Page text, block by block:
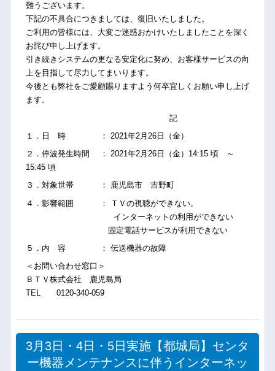
難うございます。
下記の不具合につきましては、復旧いたしました。
ご利用の皆様には、大変ご迷惑おかけいたしましたことを深く
お詫び申し上げます。
引き続きシステムの更なる安定化に努め、お客様サービスの向
上を目指して尽力してまいります。
今後とも弊社をご愛顧賜りますよう何卒宜しくお願い申し上げ
ます。
記
１．日 時 ： 2021年2月26日（金）
２．停波発生時間 ： 2021年2月26日（金）14:15 頃 ～
15:45 頃
３．対象世帯 ： 鹿児島市 吉野町
４．影響範囲 ： ＴＶの視聴ができない。
インターネットの利用ができない
固定電話サービスが利用できない
５．内 容 ： 伝送機器の故障
＜お問い合わせ窓口＞
ＢＴＶ株式会社 鹿児島局
TEL 0120-340-059
3月3日・4日・5日実施【都城局】センタ
ー機器メンテナンスに伴うインターネッ